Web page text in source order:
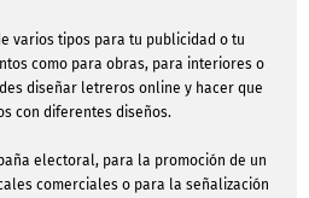
varios tipos para tu publicidad o tu
como para obras, para interiores o
diseñar letreros online y hacer que
con diferentes diseños.
electoral, para la promoción de un
comerciales o para la señalización